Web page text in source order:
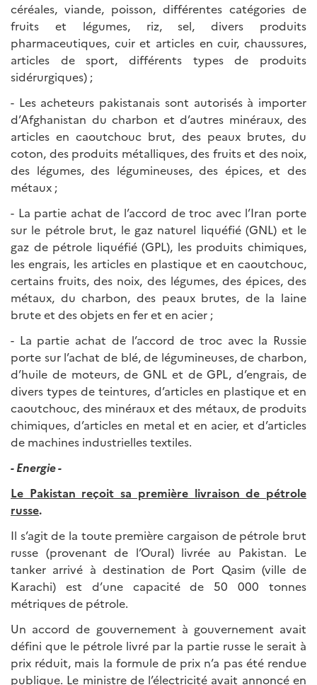
céréales, viande, poisson, différentes catégories de
fruits et légumes, riz, sel, divers produits
pharmaceutiques, cuir et articles en cuir, chaussures,
articles de sport, différents types de produits
sidérurgiques) ;
- Les acheteurs pakistanais sont autorisés à importer
d’Afghanistan du charbon et d’autres minéraux, des
articles en caoutchouc brut, des peaux brutes, du
coton, des produits métalliques, des fruits et des noix,
des légumes, des légumineuses, des épices, et des
métaux ;
- La partie achat de l’accord de troc avec l’Iran porte
sur le pétrole brut, le gaz naturel liquéfié (GNL) et le
gaz de pétrole liquéfié (GPL), les produits chimiques,
les engrais, les articles en plastique et en caoutchouc,
certains fruits, des noix, des légumes, des épices, des
métaux, du charbon, des peaux brutes, de la laine
brute et des objets en fer et en acier ;
- La partie achat de l’accord de troc avec la Russie
porte sur l’achat de blé, de légumineuses, de charbon,
d’huile de moteurs, de GNL et de GPL, d’engrais, de
divers types de teintures, d’articles en plastique et en
caoutchouc, des minéraux et des métaux, de produits
chimiques, d’articles en metal et en acier, et d’articles
de machines industrielles textiles.
- Energie -
Le Pakistan reçoit sa première livraison de pétrole
russe.
Il s’agit de la toute première cargaison de pétrole brut
russe (provenant de l’Oural) livrée au Pakistan. Le
tanker arrivé à destination de Port Qasim (ville de
Karachi) est d’une capacité de 50 000 tonnes
métriques de pétrole.
Un accord de gouvernement à gouvernement avait
défini que le pétrole livré par la partie russe le serait à
prix réduit, mais la formule de prix n’a pas été rendue
publique. Le ministre de l’électricité avait annoncé en